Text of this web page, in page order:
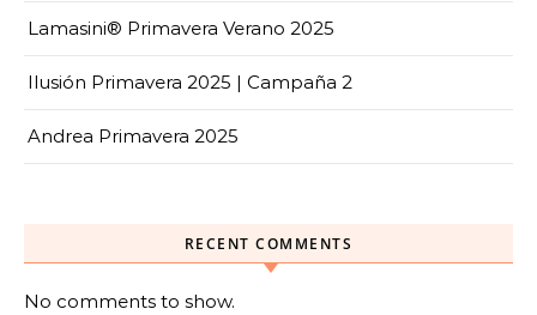
Lamasini® Primavera Verano 2025
Ilusión Primavera 2025 | Campaña 2
Andrea Primavera 2025
RECENT COMMENTS
No comments to show.